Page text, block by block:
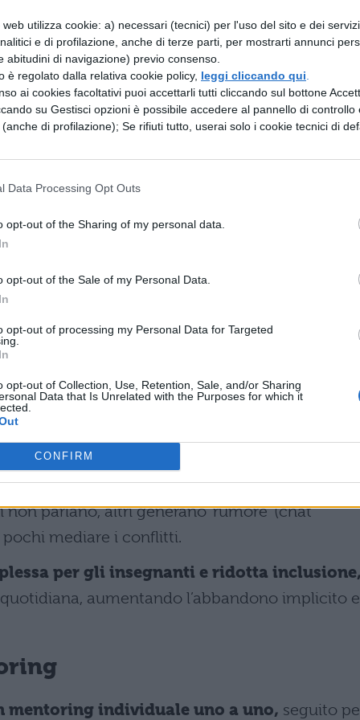
utilizza cookie: a) necessari (tecnici) per l'uso del sito e dei
e di profilazione, anche di terze parti, per mostrarti annunci
abitudini di navigazione) previo consenso.
è regolato dalla relativa cookie policy, leggi cliccando qui
ai cookies facoltativi puoi accettarli tutti cliccando sul bottone
su Gestisci opzioni è possibile accedere al pannello di controllo
di profilazione); Se rifiuti tutto, userai solo i cookie tecnici di
Data Processing Opt Outs
opt-out of the Sharing of my personal data.
opt-out of the Sale of my Personal Data.
opt-out of processing my Personal Data for Targeted
opt-out of Collection, Use, Retention, Sale, and/or Sharing
Data that Is Unrelated with the Purposes for which it
CONFIRM
ai compiti e un’apparente apatia che
frequenti come “ho l’ansia” e “sono
segnalano un calo marcato della
riduce partecipazione e ostacola
associati
medie, se non prima,
l’uso prolungato del cellulare, notti insonni e
isolamento e peggioramento emotivo.
e apatia, riducono la disponibilità al dialogo
alcuni studenti parlano sempre meno,
conflitti che amplificano il malessere
scolastico.
con studenti presenti fisicamente ma
parlano, altri generano ‘rumore’ (chat
pochi mediare i conflitti.
per gli insegnanti e ridotta
aumentando l’abbandono implicito e
mentoring individuale uno a uno, seguito